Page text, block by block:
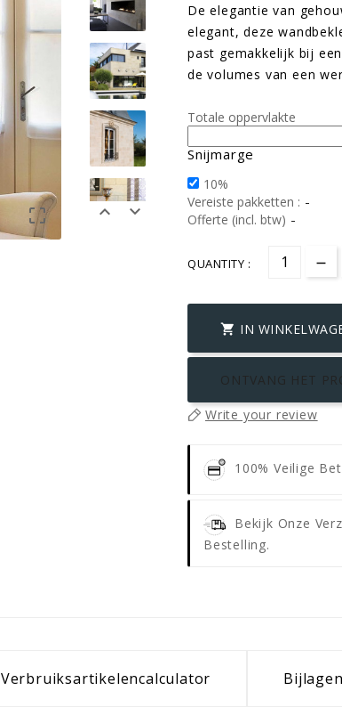
  
De elegantie van
elegant, deze
past gemakkelijk bij
de volumes van een
Totale oppervlakte
Snijmarge
10%
Vereiste pakketten : -
Offerte (incl. btw) -
QUANTITY :
 IN
ONTVANG HET
Write your review
100% Veilige
Bekijk Onze
Bestelling.
Verbruiksartikelencalculator Bijlagen